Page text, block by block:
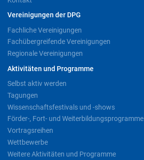
Vereinigungen der DPG
Fachliche Vereinigungen
Fachübergreifende Vereinigungen
Regionale Vereinigungen
Aktivitäten und Programme
Selbst aktiv werden
Tagungen
Wissenschaftsfestivals und -shows
Förder-, Fort- und Weiterbildungsprogramme
Vortragsreihen
Wettbewerbe
Weitere Aktivitäten und Programme